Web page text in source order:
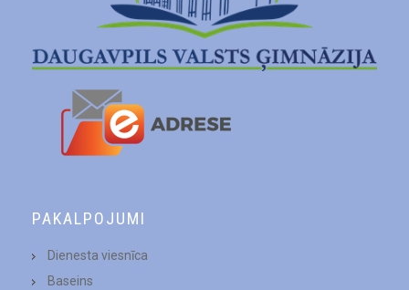
PAKALPOJUMI
Dienesta viesnīca
Baseins